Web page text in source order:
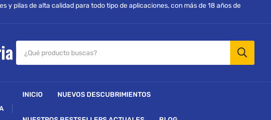
y pilas de alta calidad para todo tipo de aplicaciones, con más de 18 años de
INICIO NUEVOS DESCUBRIMIENTOS